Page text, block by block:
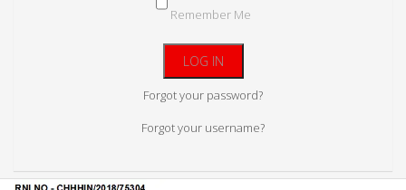
Remember Me
Forgot your password?
Forgot your username?